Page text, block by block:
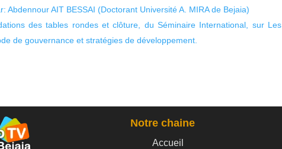
Abdennour AIT BESSAI (Doctorant Université A. MIRA de Bejaia)
des tables rondes et clôture, du Séminaire International, sur Les
de gouvernance et stratégies de développement.
Notre chaine
Accueil